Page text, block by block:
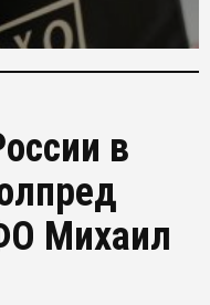
в
Михаил